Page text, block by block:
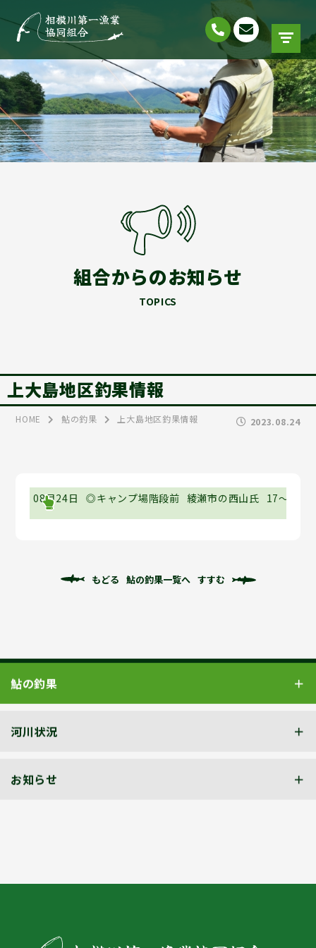
組合からのお知らせ
TOPICS
上大島地区釣果情報
HOME 鮎の釣果 上大島地区釣果情報 2023.08.24
08月24日 ◎キャンプ場階段前 綾瀬市の西山氏 17～
もどる 鮎の釣果一覧へ すすむ
鮎の釣果
河川状況
お知らせ